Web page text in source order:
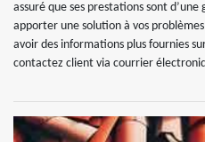
assuré que ses prestations sont
apporter une solution à vos
avoir des informations plus fournies
contactez client via courrier